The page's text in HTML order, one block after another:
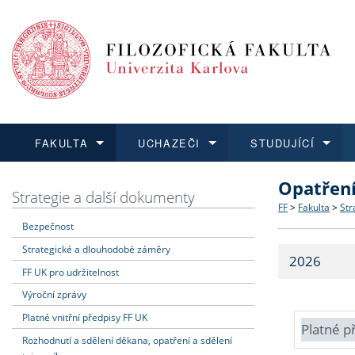
FAKULTA
Dozvědět se více
Struktura
Strategie
Fakultní
UCHAZEČI
Podat přihlášku
Co
Učitelské
STUDUJÍCÍ
Dozvědět se více
Dozvědět se více
O vědě a
Dozvědět se více
Aktuální
Strategie a další dokumenty
Bezpečnost
Strategické a dlouhodobé záměry
FF UK pro udržitelnost
Výroční zprávy
Platné vnitřní předpisy FF UK
Rozhodnutí a sdělení děkana, opatření a sdělení
FF > Fakulta >
2026
Platné